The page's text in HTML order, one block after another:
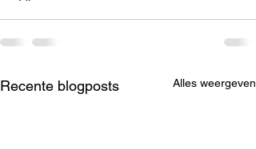
Recente blogposts Alles weergeven